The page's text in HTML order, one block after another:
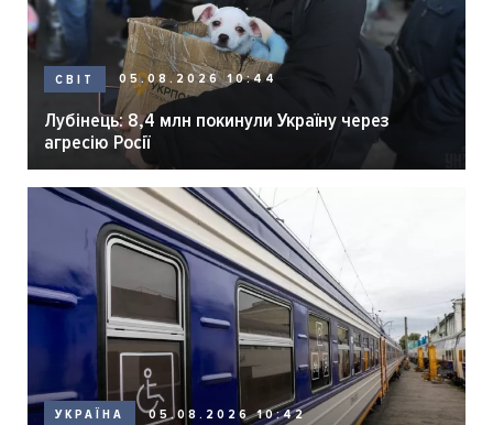
СВІТ 05.08.2026 10:44
Лубінець: 8,4 млн покинули Україну через
агресію Росії
УКРАЇНА 05.08.2026 10:42